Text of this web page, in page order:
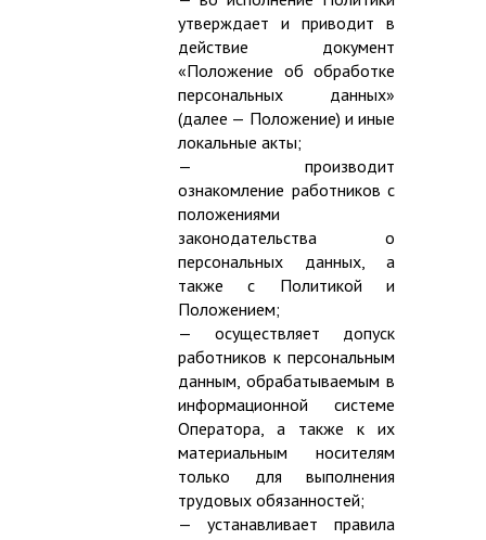
утверждает и приводит в
действие документ
«Положение об обработке
персональных данных»
(далее — Положение) и иные
локальные акты;
— производит
ознакомление работников с
положениями
законодательства о
персональных данных, а
также с Политикой и
Положением;
— осуществляет допуск
работников к персональным
данным, обрабатываемым в
информационной системе
Оператора, а также к их
материальным носителям
только для выполнения
трудовых обязанностей;
— устанавливает правила